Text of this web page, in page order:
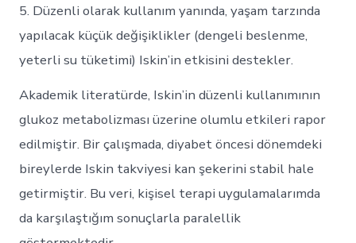
5. Düzenli olarak kullanım yanında, yaşam tarzında
yapılacak küçük değişiklikler (dengeli beslenme,
yeterli su tüketimi) Iskin’in etkisini destekler.
Akademik literatürde, Iskin’in düzenli kullanımının
glukoz metabolizması üzerine olumlu etkileri rapor
edilmiştir. Bir çalışmada, diyabet öncesi dönemdeki
bireylerde Iskin takviyesi kan şekerini stabil hale
getirmiştir. Bu veri, kişisel terapi uygulamalarımda
da karşılaştığım sonuçlarla paralellik